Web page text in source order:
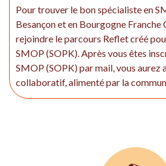
Pour trouver le bon spécialiste en
Besançon et en Bourgogne Franche
rejoindre le parcours Reflet créé
SMOP (SOPK). Après vous êtes
SMOP (SOPK) par mail, vous aurez
collaboratif, alimenté par la